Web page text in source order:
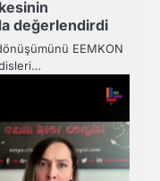
değerlendirdi
EEMKON